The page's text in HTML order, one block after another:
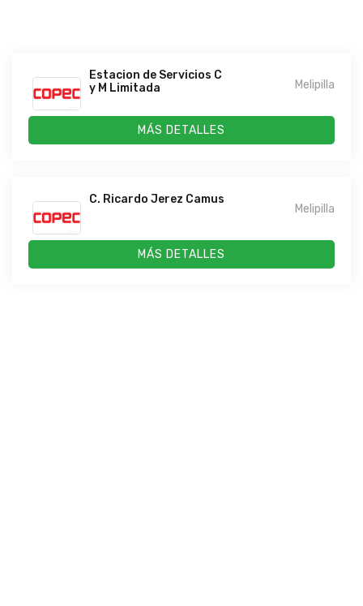
Estacion de Servicios C
y M Limitada
Melipilla
MÁS DETALLES
C. Ricardo Jerez Camus
Melipilla
MÁS DETALLES